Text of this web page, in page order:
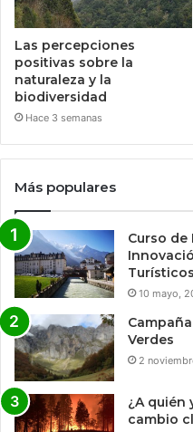
Las percepciones
positivas sobre la
naturaleza y la
biodiversidad
Hace 3 semanas
Más populares
Curso de
Turísticos
10 mayo,
Verdes
2
¿A quién
cambio